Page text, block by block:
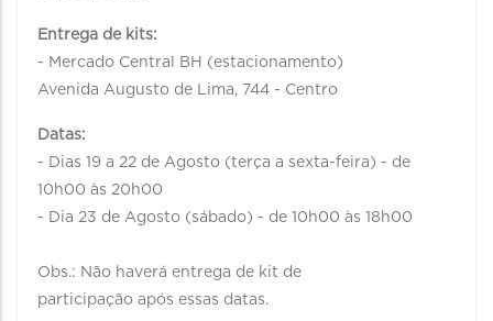
Entrega de kits:
- Mercado Central BH (estacionamento)
Avenida Augusto de Lima, 744 - Centro
Datas:
- Dias 19 a 22 de Agosto (terça a sexta-feira) - de
10h00 às 20h00
- Dia 23 de Agosto (sábado) - de 10h00 às 18h00
Obs.: Não haverá entrega de kit de
participação após essas datas.